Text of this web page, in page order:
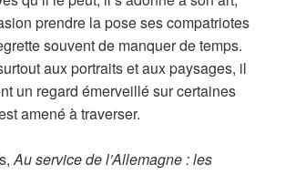
prendre la pose ses compatriotes
souvent de manquer de temps.
aux portraits et aux paysages, il
un regard émerveillé sur certaines
amené à traverser.
Au service de l’Allemagne : les